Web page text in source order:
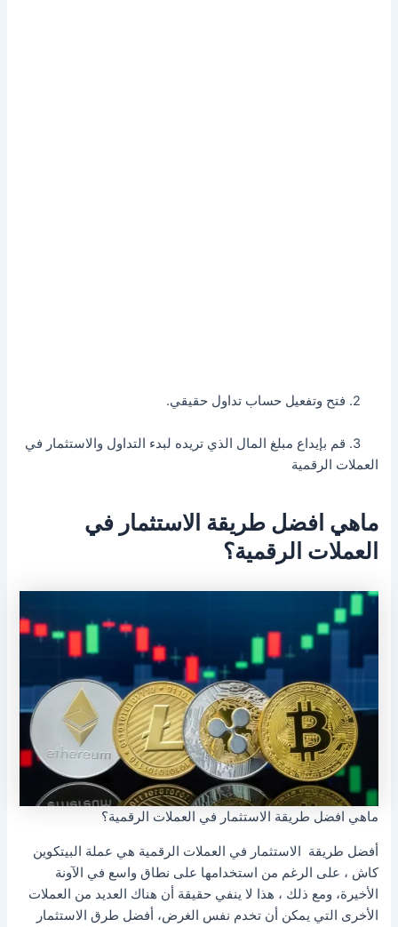
3. قم بإيداع مبلغ المال الذي تريده لبدء التداول والاستثمار في
العملات الرقمية
ماهي افضل طريقة الاستثمار في
العملات الرقمية؟
ماهي افضل طريقة الاستثمار في العملات الرقمية؟
أفضل طريقة الاستثمار في العملات الرقمية هي عملة البيتكوين
كاش ، على الرغم من استخدامها على نطاق واسع في الآونة
الأخيرة، ومع ذلك ، هذا لا ينفي حقيقة أن هناك العديد من العملات
الأخرى التي يمكن أن تخدم نفس الغرض، أفضل طرق الاستثمار